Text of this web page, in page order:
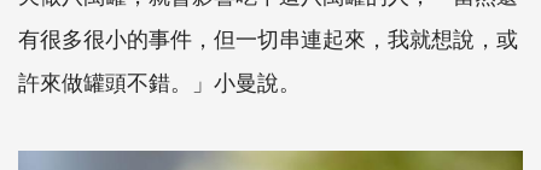
有很多很小的事件，但一切串連起來，我就想說，或
許來做罐頭不錯。」小曼說。